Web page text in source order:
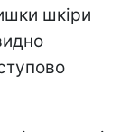
шкіри